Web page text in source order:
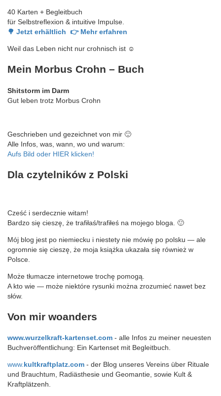
40 Karten + Begleitbuch
für Selbstreflexion & intuitive Impulse.
🌳 Jetzt erhältlich 👉 Mehr erfahren
Weil das Leben nicht nur crohnisch ist ☺️
Mein Morbus Crohn – Buch
Shitstorm im Darm
Gut leben trotz Morbus Crohn
Geschrieben und gezeichnet von mir 🙂
Alle Infos, was, wann, wo und warum:
Aufs Bild oder HIER klicken!
Dla czytelników z Polski
Cześć i serdecznie witam!
Bardzo się cieszę, że trafiłaś/trafiłeś na mojego bloga. 🙂
Mój blog jest po niemiecku i niestety nie mówię po polsku — ale
ogromnie się cieszę, że moja książka ukazała się również w
Polsce.
Może tłumacze internetowe trochę pomogą.
A kto wie — może niektóre rysunki można zrozumieć nawet bez
słów.
Von mir woanders
www.wurzelkraft-kartenset.com - alle Infos zu meiner neuesten
Buchveröffentlichung: Ein Kartenset mit Begleitbuch.
www.kultkraftplatz.com - der Blog unseres Vereins über Rituale
und Brauchtum, Radiästhesie und Geomantie, sowie Kult &
Kraftplätzenh.